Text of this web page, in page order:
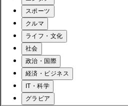
スポーツ
クルマ
ライフ・文化
社会
政治・国際
経済・ビジネス
IT・科学
グラビア